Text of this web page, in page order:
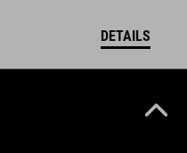
DETAILS